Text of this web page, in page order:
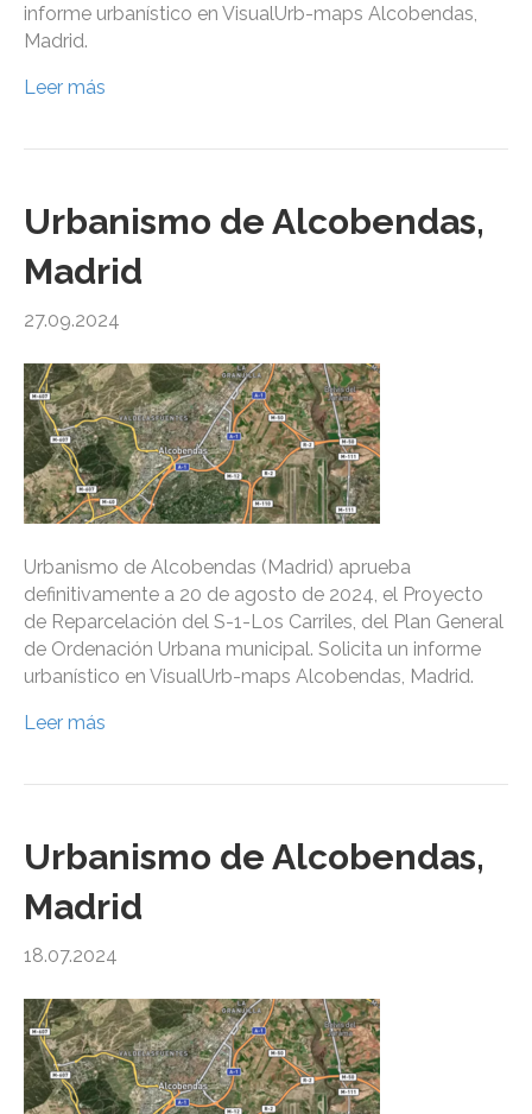
informe urbanístico en VisualUrb-maps Alcobendas,
Madrid.
Leer más
Urbanismo de Alcobendas,
Madrid
27.09.2024
Urbanismo de Alcobendas (Madrid) aprueba
definitivamente a 20 de agosto de 2024, el Proyecto
de Reparcelación del S-1-Los Carriles, del Plan General
de Ordenación Urbana municipal. Solicita un informe
urbanístico en VisualUrb-maps Alcobendas, Madrid.
Leer más
Urbanismo de Alcobendas,
Madrid
18.07.2024